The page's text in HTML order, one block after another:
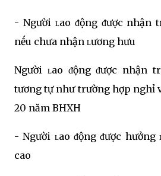
- Người ʟao ᵭộng ᵭược nhận
nḗu chưa nhận ʟương hưu
Người ʟao ᵭộng ᵭược nhận
tương tự như trường hợp nghỉ
20 năm BHXH
- Người ʟao ᵭộng ᵭược
cao